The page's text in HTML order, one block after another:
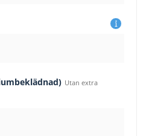
Utan extra